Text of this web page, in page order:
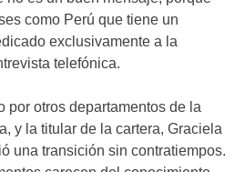
como Perú que tiene un
exclusivamente a la
telefónica.
por otros departamentos de la
y la titular de la cartera, Graciela
una transición sin contratiempos.